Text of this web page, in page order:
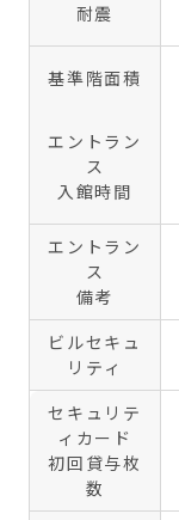
耐震
基準階面積
エントラン
ス
入館時間
エントラン
ス
備考
ビルセキュ
リティ
セキュリテ
ィカード
初回貸与枚
数